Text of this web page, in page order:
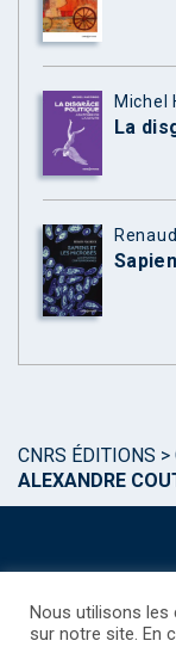
Michel
La
CNRS ÉDITIONS >
ALEXANDRE
Nous utilisons les
sur notre site. En